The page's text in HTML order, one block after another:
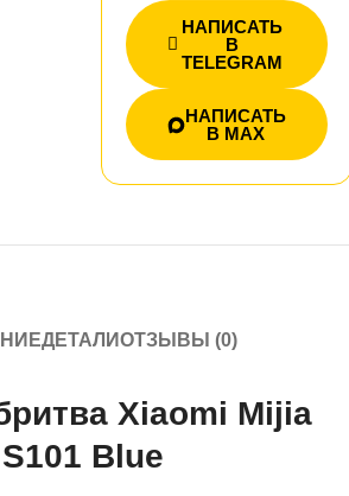
НАПИСАТЬ
В
TELEGRAM
НАПИСАТЬ
В MAX
ДЕТАЛИОТЗЫВЫ (0)
Xiaomi Mijia
S101 Blue